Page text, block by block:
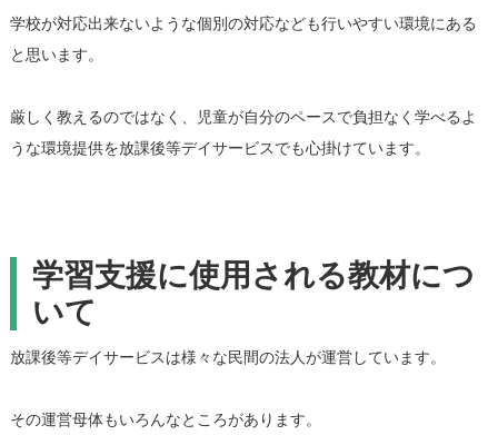
学校が対応出来ないような個別の対応なども行いやすい環境にある
と思います。
厳しく教えるのではなく、児童が自分のペースで負担なく学べるよ
うな環境提供を放課後等デイサービスでも心掛けています。
学習支援に使用される教材につ
いて
放課後等デイサービスは様々な民間の法人が運営しています。
その運営母体もいろんなところがあります。